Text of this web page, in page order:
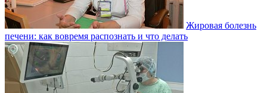
Жировая болезнь
печени: как вовремя распознать и что делать